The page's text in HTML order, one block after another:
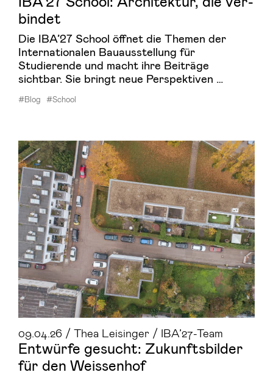
bin­det
Die IBA’27 School öffnet die Themen der
Internationalen Bauausstellung für
Studierende und macht ihre Beiträge
sichtbar. Sie bringt neue Perspektiven …
#Blog #School
09.04.26 / Thea Leisinger / IBA’27-Team
Ent­wür­fe ge­sucht: Zu­kunfts­bil­der
für den Weis­sen­hof